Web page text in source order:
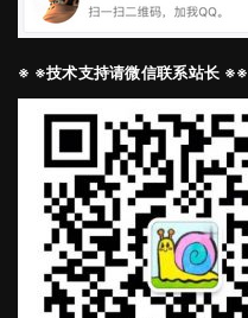
※ ※技术支持请微信联系站长 ※※